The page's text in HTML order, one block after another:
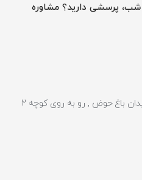
شنبه تا پنج شنبه 10 صبح تا 9 شب، پرسشی دارید؟ مشاوره
فارس - شیراز - بلوار زرهی , میدان باغ حوض , رو به روی کوچه 2